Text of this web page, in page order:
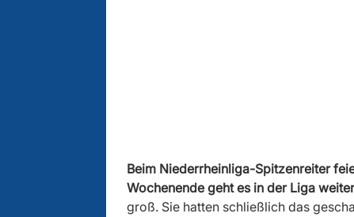
Beim Niederrheinliga-Spitzenreiter
Wochenende geht es in der Liga
groß. Sie hatten schließlich das